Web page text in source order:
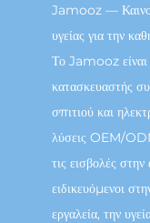
Jamooz —
υγείας για την
Το Jamooz είναι
κατασκευαστής
σπιτιού και
λύσεις OEM/
τις εισβολές
ειδικευόμενοι
εργαλεία, την